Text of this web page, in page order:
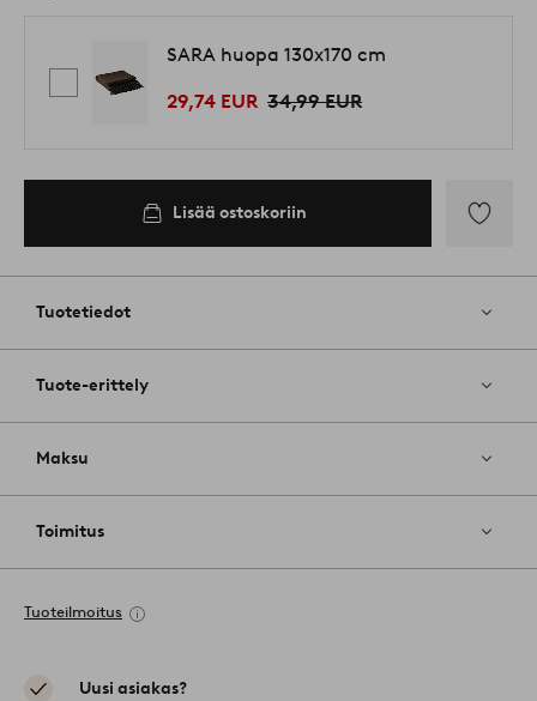
SARA huopa 130x170 cm
29,74 EUR 34,99 EUR
Lisää ostoskoriin
Tuotetiedot
Tuote-erittely
Maksu
Toimitus
Tuoteilmoitus
Uusi asiakas?